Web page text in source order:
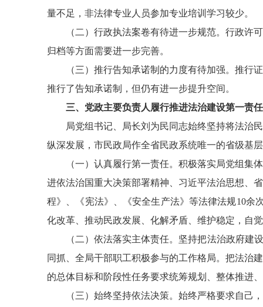
量不足，非法律专业人员参加专业培训学习较少。
（二）行政执法案卷有待进一步规范。 行政许
归档等方面需要进一步完善。
（三）推行告知承诺制的力度有待加强。 推行
推行了告知承诺制，但仍有进一步提升空间。
三、党政主要负责人履行推进法治建设第一责
局党组书记、局长刘为民同志始终坚持将法治
纵深发展，市民政局作全省民政系统唯一的省级基
（一）认真履行第一责任。 积极落实局党组集
进依法治国重大决策部署精神、习近平法治思想、
程》、《宪法》、《安全生产法》等法律法规10余
化改革、推动民政发展、化解矛盾、维护稳定，自
（二）依法落实主体责任。 坚持把法治政府建
同抓、全局干部职工积极参与的工作格局。把法治
的总体目标和阶段性任务要求统筹规划、整体推进
（三）始终坚持依法决策。 始终严格要求自己